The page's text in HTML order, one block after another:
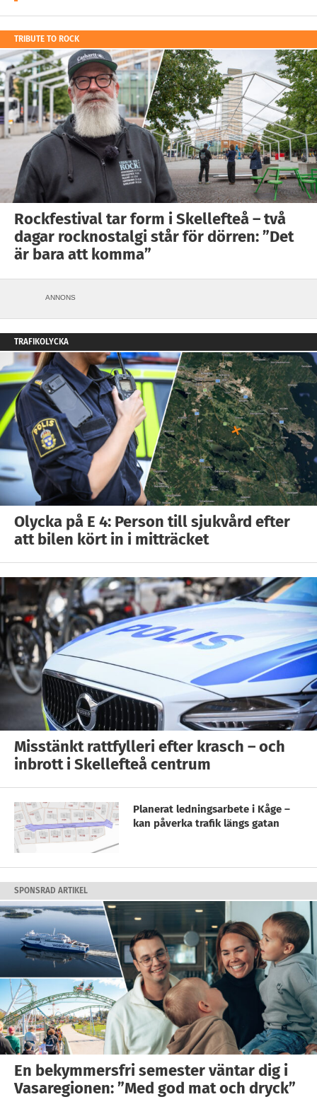
TRIBUTE TO ROCK
Rockfestival tar form i Skellefteå – två
dagar rocknostalgi står för dörren: ”Det
är bara att komma”
ANNONS
TRAFIKOLYCKA
Olycka på E 4: Person till sjukvård efter
att bilen kört in i mitträcket
Misstänkt rattfylleri efter krasch – och
inbrott i Skellefteå centrum
Planerat ledningsarbete i Kåge –
kan påverka trafik längs gatan
SPONSRAD ARTIKEL
En bekymmersfri semester väntar dig i
Vasaregionen: ”Med god mat och dryck”